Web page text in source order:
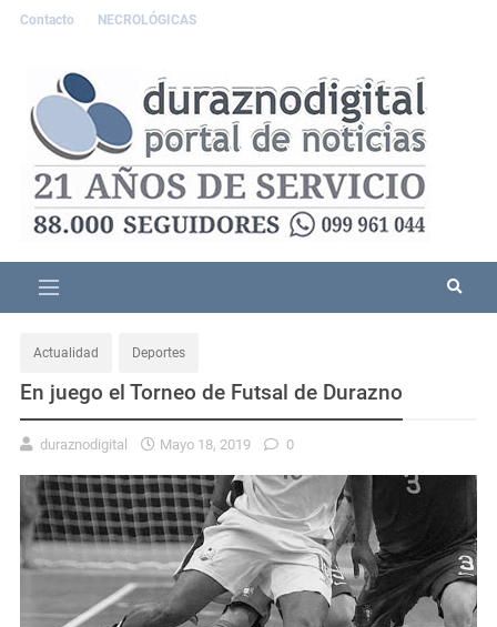
Contacto NECROLÓGICAS
Actualidad Deportes
En juego el Torneo de Futsal de Durazno
duraznodigital Mayo 18, 2019 0